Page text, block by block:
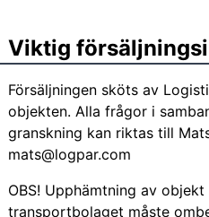
Viktig
Försäljningen sköts av
objekten. Alla frågor i
granskning kan riktas till
mats@logpar.com
OBS! Upphämtning av
transportbolaget måste